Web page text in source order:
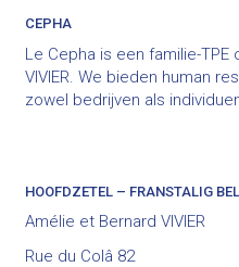
CEPHA
Le Cepha is een familie-
VIVIER. We bieden human
zowel bedrijven als
HOOFDZETEL – FRANSTALIG
Amélie et Bernard VIVIER
Rue du Colâ 82